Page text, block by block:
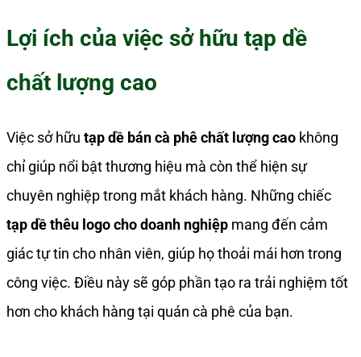
Lợi ích của việc sở hữu tạp dề
chất lượng cao
Việc sở hữu tạp dề bán cà phê chất lượng cao không
chỉ giúp nổi bật thương hiệu mà còn thể hiện sự
chuyên nghiệp trong mắt khách hàng. Những chiếc
tạp dề thêu logo cho doanh nghiệp mang đến cảm
giác tự tin cho nhân viên, giúp họ thoải mái hơn trong
công việc. Điều này sẽ góp phần tạo ra trải nghiệm tốt
hơn cho khách hàng tại quán cà phê của bạn.